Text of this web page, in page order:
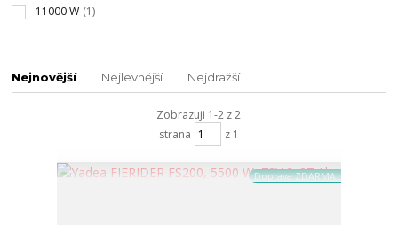
11000 W (1)
Nejnovější Nejlevnější Nejdražší
Zobrazuji 1-2 z 2
strana
z 1
Doprava ZDARMA